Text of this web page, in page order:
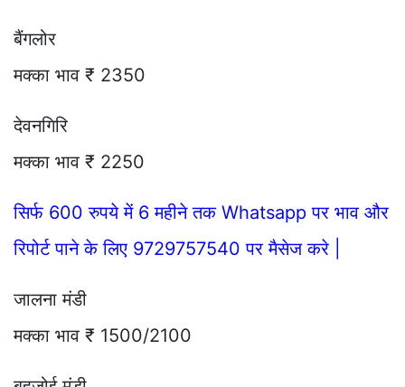
बैंगलोर
मक्का भाव ₹ 2350
देवनगिरि
मक्का भाव ₹ 2250
सिर्फ 600 रुपये में 6 महीने तक Whatsapp पर भाव और
रिपोर्ट पाने के लिए 9729757540 पर मैसेज करे |
जालना मंडी
मक्का भाव ₹ 1500/2100